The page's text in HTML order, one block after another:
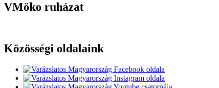
VMöko ruházat
Közösségi oldalaink